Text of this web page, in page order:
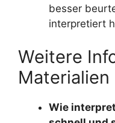
besser
interpretiert
Weitere
Materialien
Wie